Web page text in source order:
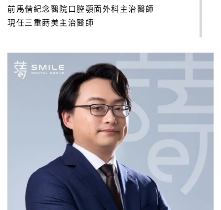
前馬偕紀念醫院口腔顎面外科主治醫師
現任三重蒔美主治醫師